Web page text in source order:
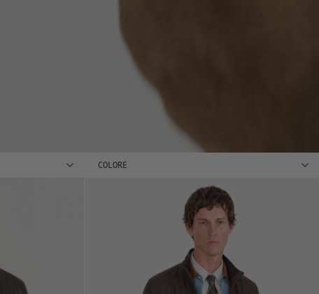
COLORE